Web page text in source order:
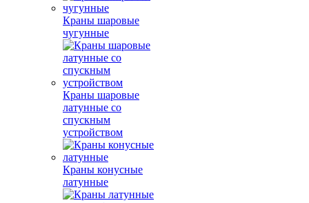
Краны шаровые
чугунные
Краны шаровые
латунные со
спускным
устройством
Краны конусные
латунные